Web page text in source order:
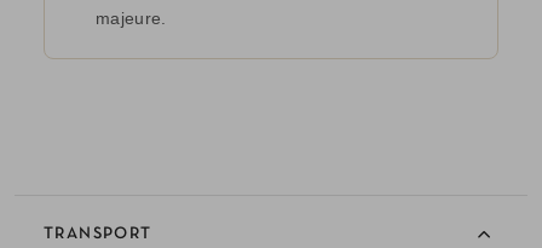
majeure.
TRANSPORT